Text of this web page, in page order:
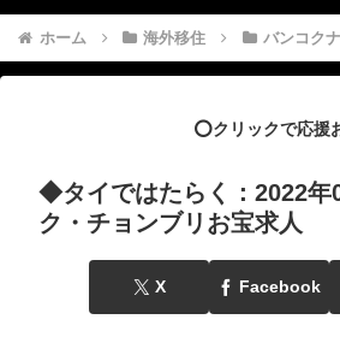
ホーム 海外移住 バンコク
⭕️クリックで応援
◆タイではたらく：2022
ク・チョンブリお宝求人
X Facebook